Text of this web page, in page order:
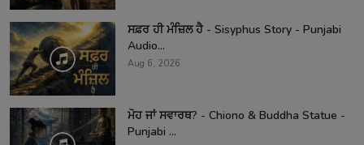
ਸਫ਼ਰ ਹੀ ਮੰਜ਼ਿਲ ਹੈ - Sisyphus Story - Punjabi
Audio...
Aug 6, 2026
ਮੋਹ ਜਾਂ ਸਵਾਰਥ? - Chiono & Buddha Statue -
Punjabi ...